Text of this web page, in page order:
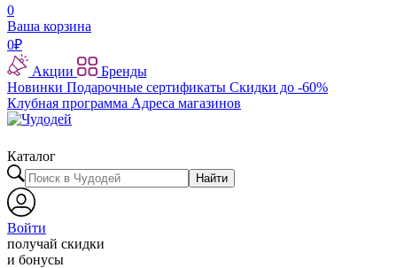
0
Ваша корзина
0₽
Акции
Бренды
Новинки Подарочные сертификаты Скидки до -60%
Клубная программа Адреса магазинов
Каталог
Найти
Войти
получай скидки
и бонусы